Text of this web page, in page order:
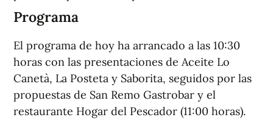
Programa
El programa de hoy ha arrancado a las 10:30
horas con las presentaciones de Aceite Lo
Canetà, La Posteta y Saborita, seguidos por las
propuestas de San Remo Gastrobar y el
restaurante Hogar del Pescador (11:00 horas).